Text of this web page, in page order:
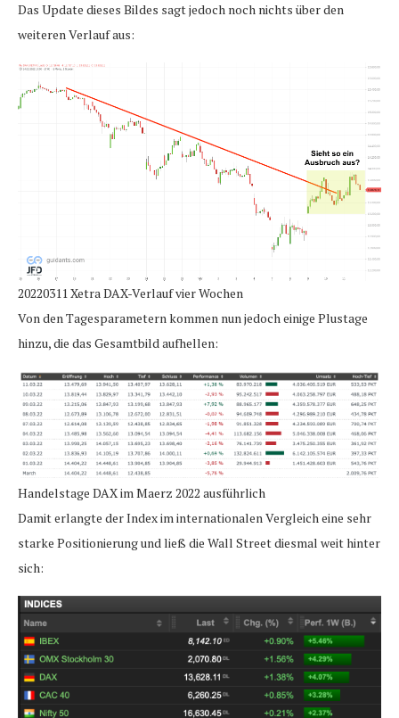
Das Update dieses Bildes sagt jedoch noch nichts über den
weiteren Verlauf aus:
20220311 Xetra DAX-Verlauf vier Wochen
Von den Tagesparametern kommen nun jedoch einige Plustage
hinzu, die das Gesamtbild aufhellen:
Handelstage DAX im Maerz 2022 ausführlich
Damit erlangte der Index im internationalen Vergleich eine sehr
starke Positionierung und ließ die Wall Street diesmal weit hinter
sich: